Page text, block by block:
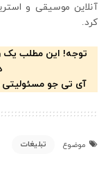
آنلاین موسیقی و
کرد.
توجه! این مطلب یک
آی تی جو مسئولیتی
موضوع تبلیغات